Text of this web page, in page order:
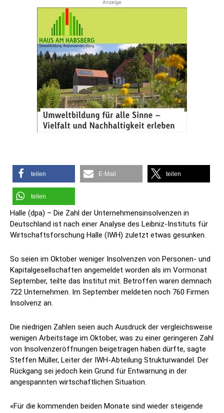
Anzeige
teilen E-Mail teilen
teilen
Halle (dpa) – Die Zahl der Unternehmensinsolvenzen in
Deutschland ist nach einer Analyse des Leibniz-Instituts für
Wirtschaftsforschung Halle (IWH) zuletzt etwas gesunken.
So seien im Oktober weniger Insolvenzen von Personen- und
Kapitalgesellschaften angemeldet worden als im Vormonat
September, teilte das Institut mit. Betroffen waren demnach
722 Unternehmen. Im September meldeten noch 760 Firmen
Insolvenz an.
Die niedrigen Zahlen seien auch Ausdruck der vergleichsweise
wenigen Arbeitstage im Oktober, was zu einer geringeren Zahl
von Insolvenzeröffnungen beigetragen haben dürfte, sagte
Steffen Müller, Leiter der IWH-Abteilung Strukturwandel. Der
Rückgang sei jedoch kein Grund für Entwarnung in der
angespannten wirtschaftlichen Situation.
«Für die kommenden beiden Monate sind wieder steigende